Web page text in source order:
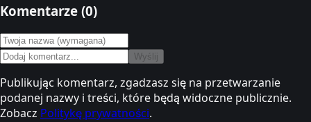
Komentarze (0)
Wyślij
Publikując komentarz, zgadzasz się na przetwarzanie
podanej nazwy i treści, które będą widoczne publicznie.
Zobacz Politykę prywatności.